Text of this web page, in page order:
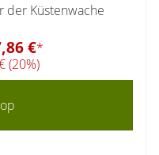
der Küstenwache
€*
(20%)